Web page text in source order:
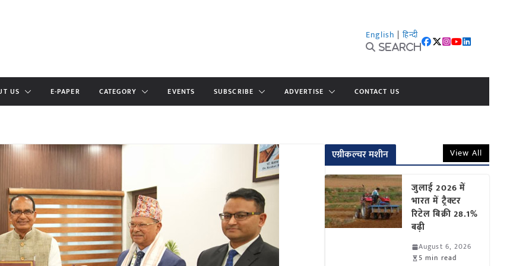
English | हिन्दी
Search
US E-PAPER CATEGORY EVENTS SUBSCRIBE ADVERTISE CONTACT US
एग्रीकल्चर मशीन View All
जुलाई 2026 में
भारत में ट्रैक्टर
रिटेल बिक्री 28.1%
बढ़ी
August 6, 2026
5 min read